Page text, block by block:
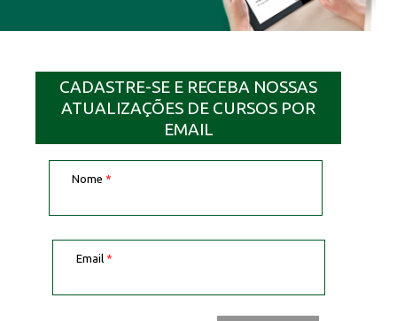
CADASTRE-SE E RECEBA NOSSAS
ATUALIZAÇÕES DE CURSOS POR
EMAIL
Nome *
Email *